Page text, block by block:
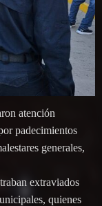
atención
padecimientos
generales,
extraviados
quienes